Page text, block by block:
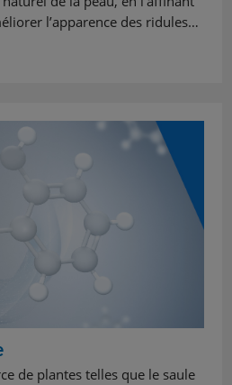
l’apparence des ridules…
de plantes telles que le saule